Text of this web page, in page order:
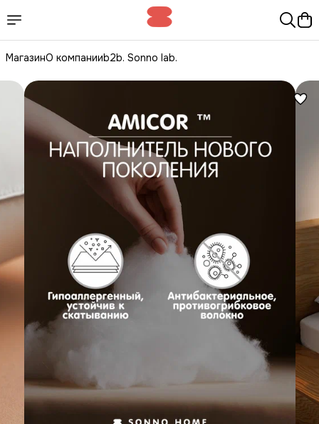
МагазинО компанииb2b. Sonno lab.